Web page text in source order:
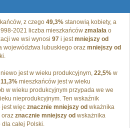
z czego 49,3% stanowią kobiety, a
2021 liczba mieszkańców zmalała o
we wsi wynosi 97 i jestmniejszy od
województwa lubuskiego oraz mniejszy od
jest w wieku produkcyjnym, 22,5% w
11,3% mieszkańców jest w wieku
w wieku produkcyjnym przypada we we
nieprodukcyjnym. Ten wskaźnik
jest więc znacznie mniejszy od wkażnika
oraz znacznie mniejszy od wskażnika
całej Polski.